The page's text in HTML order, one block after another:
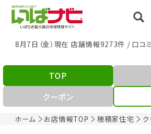
8月7日（金）現在 店舗情報9273件 / 口コ
ホーム お店情報TOP 穂積家住宅 ク
TOP
クーポン